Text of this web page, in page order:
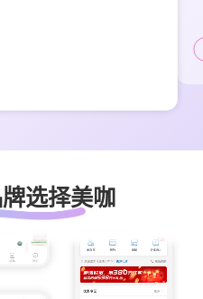
选择美咖